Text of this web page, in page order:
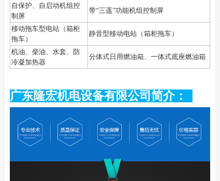
自保护、自启动机组控
制屏
带“三遥”功能机组控制屏
移动拖车型电站（箱柜
拖车）
静音型移动电站（箱柜拖车）
机油、柴油、水套、防
冷凝加热器
分体式日用燃油箱、一体式底座燃油箱
广东隆宏机电设备有限公司简介：